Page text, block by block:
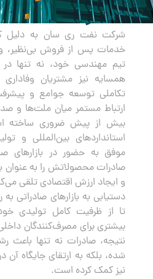
صادرات
شرکت نفت ری سان به دلیل
خدمات پس از فروش بی‌نظیر،
تیم مهندسی خود، نه تنها در
همسایه نیز مشتریان
تکاملی توسعه جوامع و
ارتباط مستمر میان ملت‌ها و
بیش از پیش ضروری ساخته
استانداردهای بین‌المللی و
موفق به حضور در بازارهای
صادرات محصولاتش را به عنوان
و ایجاد ارزش اقتصادی تلقی
دستیابی به بازارهای صادراتی
تا از ظرفیت کامل تولیدی
بیشتری برای مصرف‌کنندگان
نتیجه، صادرات نه تنها باعث
شده، بلکه به ارتقای جایگاه
نیز کمک کرده است.